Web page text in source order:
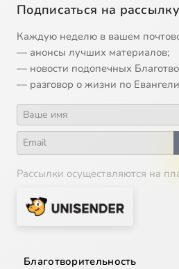
Подписаться на
Каждую неделю в вашем
— анонсы лучших материалов;
— новости подопечных
— разговор о жизни по
Рассылки осуществляются на
Благотворительность